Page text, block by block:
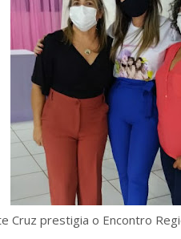
Cruz prestigia o Encontro